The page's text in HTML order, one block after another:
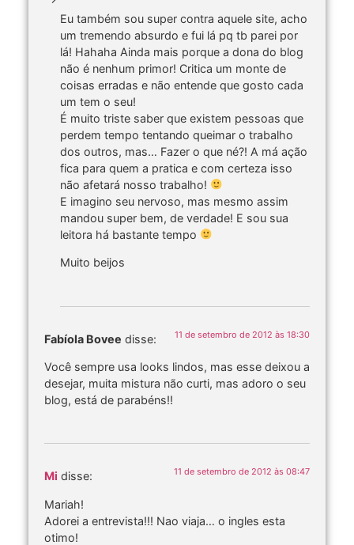
Eu também sou super contra aquele site, acho
um tremendo absurdo e fui lá pq tb parei por
lá! Hahaha Ainda mais porque a dona do blog
não é nenhum primor! Critica um monte de
coisas erradas e não entende que gosto cada
um tem o seu!
É muito triste saber que existem pessoas que
perdem tempo tentando queimar o trabalho
dos outros, mas… Fazer o que né?! A má ação
fica para quem a pratica e com certeza isso
não afetará nosso trabalho!
E imagino seu nervoso, mas mesmo assim
mandou super bem, de verdade! E sou sua
leitora há bastante tempo
Muito beijos
Fabíola Bovee disse: 11 de setembro de 2012 às 18:30
Você sempre usa looks lindos, mas esse deixou a
desejar, muita mistura não curti, mas adoro o seu
blog, está de parabéns!!
Mi disse: 11 de setembro de 2012 às 08:47
Mariah!
Adorei a entrevista!!! Nao viaja… o ingles esta
otimo!